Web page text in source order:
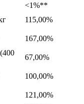
<1%**
115,00%
167,00%
67,00%
100,00%
121,00%